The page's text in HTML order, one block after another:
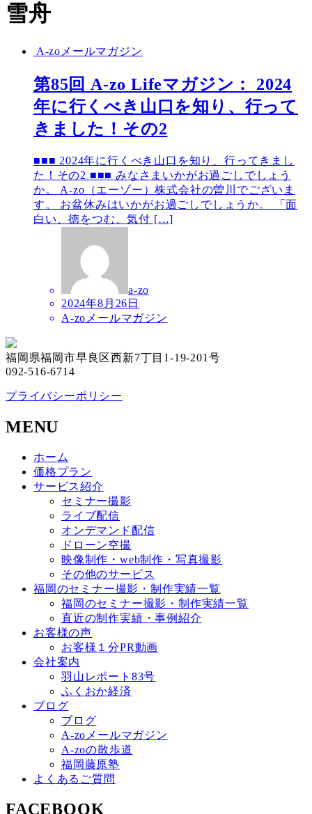
雪舟
A-zoメールマガジン
第85回 A-zo Lifeマガジン： 2024
年に行くべき山口を知り、行って
きました！その2
■■■ 2024年に行くべき山口を知り、行ってきまし
た！その2 ■■■ みなさまいかがお過ごしでしょう
か。 A-zo（エーゾー）株式会社の曽川でございま
す。 お盆休みはいかがお過ごしでしょうか。 「面
白い、徳をつむ、気付 […]
a-zo
2024年8月26日
A-zoメールマガジン
福岡県福岡市早良区西新7丁目1-19-201号
092-516-6714
プライバシーポリシー
MENU
ホーム
価格プラン
サービス紹介
セミナー撮影
ライブ配信
オンデマンド配信
ドローン空撮
映像制作・web制作・写真撮影
その他のサービス
福岡のセミナー撮影・制作実績一覧
福岡のセミナー撮影・制作実績一覧
直近の制作実績・事例紹介
お客様の声
お客様１分PR動画
会社案内
羽山レポート83号
ふくおか経済
ブログ
ブログ
A-zoメールマガジン
A-zoの散歩道
福岡藤原塾
よくあるご質問
FACEBOOK